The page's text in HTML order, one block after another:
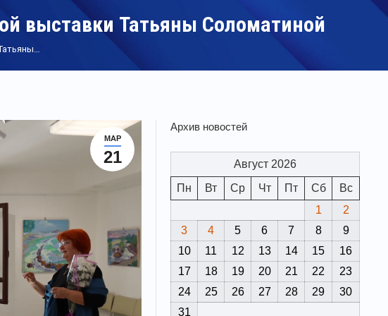
выставки Татьяны Соломатиной
МАР
21
Архив новостей
Август 2026
Пн
Вт Ср Чт Пт Сб
Вс
1
2
3
4 5 6 7 8
9
10
11 12 13 14 15
16
17
18 19 20 21 22
23
24
25 26 27 28 29
30
31